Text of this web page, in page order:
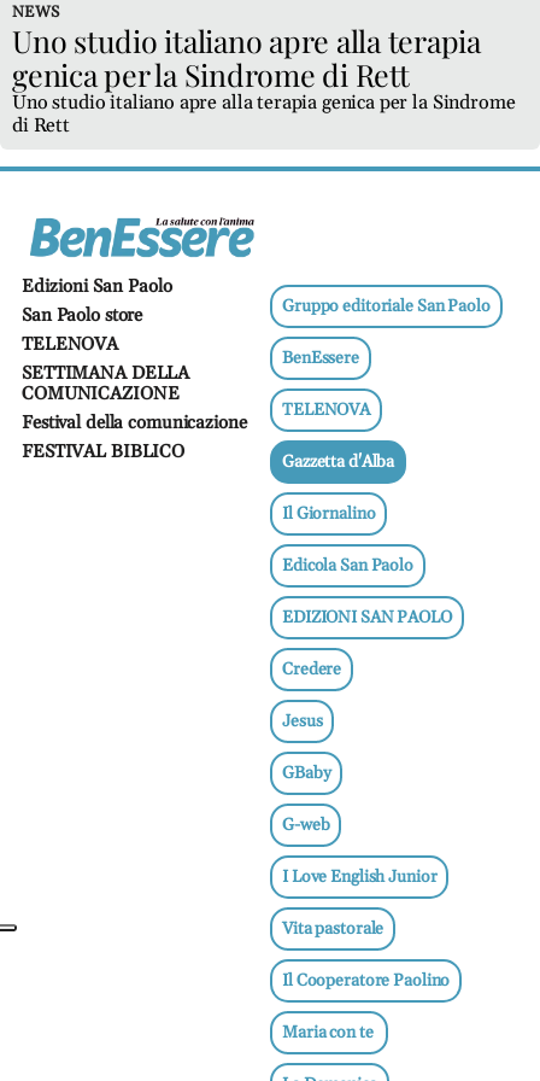
salutari
Benessere
Dormire
Fitness
mondo,
una
salute
Psicologia
e
neuroscienze
NEWS
Uno studio italiano apre alla terapia
genica per la Sindrome di Rett
Uno studio italiano apre alla terapia genica per la Sindrome
di Rett
Edizioni San Paolo
San Paolo store
TELENOVA
SETTIMANA DELLA
COMUNICAZIONE
Festival della comunicazione
FESTIVAL BIBLICO
Gruppo editoriale San Paolo
BenEssere
TELENOVA
Gazzetta d'Alba
Il Giornalino
Edicola San Paolo
EDIZIONI SAN PAOLO
Credere
Jesus
GBaby
G-web
I Love English Junior
Vita pastorale
Il Cooperatore Paolino
Maria con te